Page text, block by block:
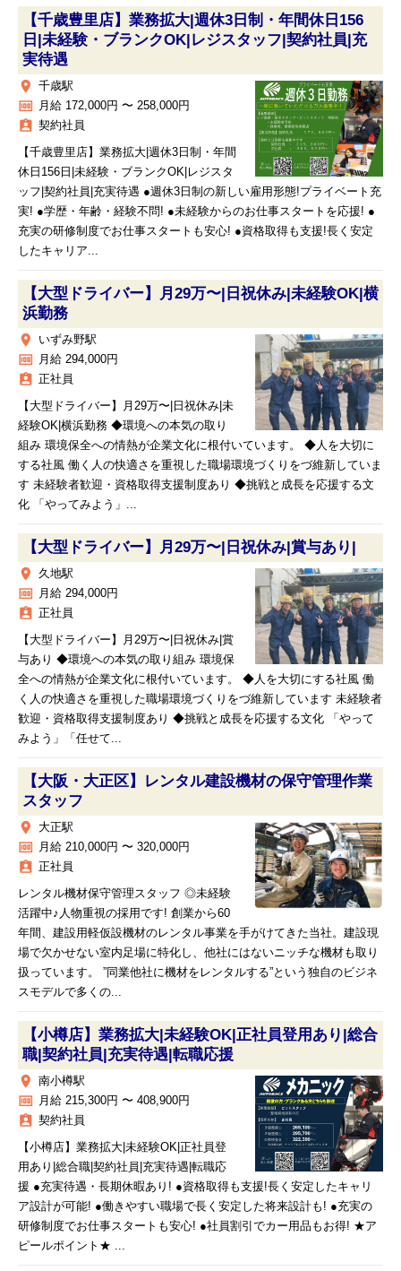
【千歳豊里店】業務拡大|週休3日制・年間休日156
日|未経験・ブランクOK|レジスタッフ|契約社員|充
実待遇
place 千歳駅
money 月給 172,000円 〜 258,000円
assignment_ind 契約社員
【千歳豊里店】業務拡大|週休3日制・年間
休日156日|未経験・ブランクOK|レジスタ
ッフ|契約社員|充実待遇 ●週休3日制の新しい雇用形態!プライベート充
実! ●学歴・年齢・経験不問! ●未経験からのお仕事スタートを応援! ●
充実の研修制度でお仕事スタートも安心! ●資格取得も支援!長く安定
したキャリア...
【大型ドライバー】月29万〜|日祝休み|未経験OK|横
浜勤務
place いずみ野駅
money 月給 294,000円
assignment_ind 正社員
【大型ドライバー】月29万〜|日祝休み|未
経験OK|横浜勤務 ◆環境への本気の取り
組み 環境保全への情熱が企業文化に根付いています。 ◆人を大切に
する社風 働く人の快適さを重視した職場環境づくりをづ維新していま
す 未経験者歓迎・資格取得支援制度あり ◆挑戦と成長を応援する文
化 「やってみよう」...
【大型ドライバー】月29万〜|日祝休み|賞与あり|
place 久地駅
money 月給 294,000円
assignment_ind 正社員
【大型ドライバー】月29万〜|日祝休み|賞
与あり ◆環境への本気の取り組み 環境保
全への情熱が企業文化に根付いています。 ◆人を大切にする社風 働
く人の快適さを重視した職場環境づくりをづ維新しています 未経験者
歓迎・資格取得支援制度あり ◆挑戦と成長を応援する文化 「やって
みよう」「任せて...
【大阪・大正区】レンタル建設機材の保守管理作業
スタッフ
place 大正駅
money 月給 210,000円 〜 320,000円
assignment_ind 正社員
レンタル機材保守管理スタッフ ◎未経験
活躍中♪人物重視の採用です! 創業から60
年間、建設用軽仮設機材のレンタル事業を手がけてきた当社。建設現
場で欠かせない室内足場に特化し、他社にはないニッチな機材も取り
扱っています。 ”同業他社に機材をレンタルする”という独自のビジネ
スモデルで多くの...
【小樽店】業務拡大|未経験OK|正社員登用あり|総合
職|契約社員|充実待遇|転職応援
place 南小樽駅
money 月給 215,300円 〜 408,900円
assignment_ind 契約社員
【小樽店】業務拡大|未経験OK|正社員登
用あり|総合職|契約社員|充実待遇|転職応
援 ●充実待遇・長期休暇あり! ●資格取得も支援!長く安定したキャリ
ア設計が可能! ●働きやすい職場で長く安定した将来設計も! ●充実の
研修制度でお仕事スタートも安心! ●社員割引でカー用品もお得! ★ア
ピールポイント★ ...